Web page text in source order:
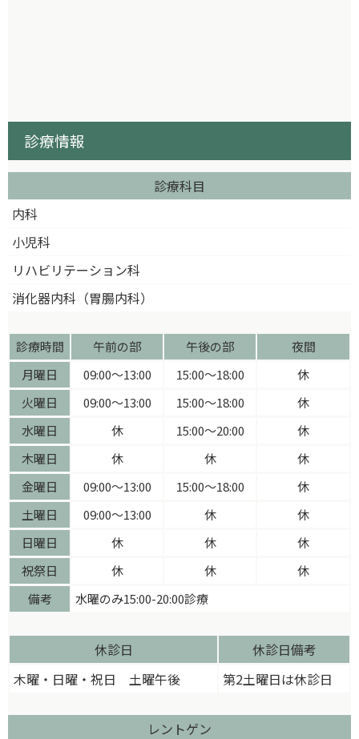
診療情報
診療科目
内科
小児科
リハビリテーション科
消化器内科（胃腸内科）
診療時間 午前の部 午後の部
夜間
月曜日
09:00〜13:00 15:00〜18:00
休
火曜日
09:00〜13:00 15:00〜18:00
休
水曜日
休 15:00〜20:00
休
木曜日
休 休
休
金曜日
09:00〜13:00 15:00〜18:00
休
土曜日
09:00〜13:00 休
休
日曜日
休 休
休
祝祭日
休 休
休
備考
水曜のみ15:00-20:00診療
休診日
休診日備考
木曜・日曜・祝日 土曜午後
第2土曜日は休診日
レントゲン